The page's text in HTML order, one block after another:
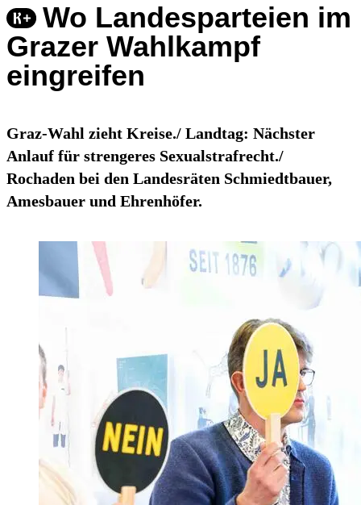
Wo Landesparteien im
Grazer Wahlkampf
eingreifen
Graz-Wahl zieht Kreise./ Landtag: Nächster
Anlauf für strengeres Sexualstrafrecht./
Rochaden bei den Landesräten Schmiedtbauer,
Amesbauer und Ehrenhöfer.